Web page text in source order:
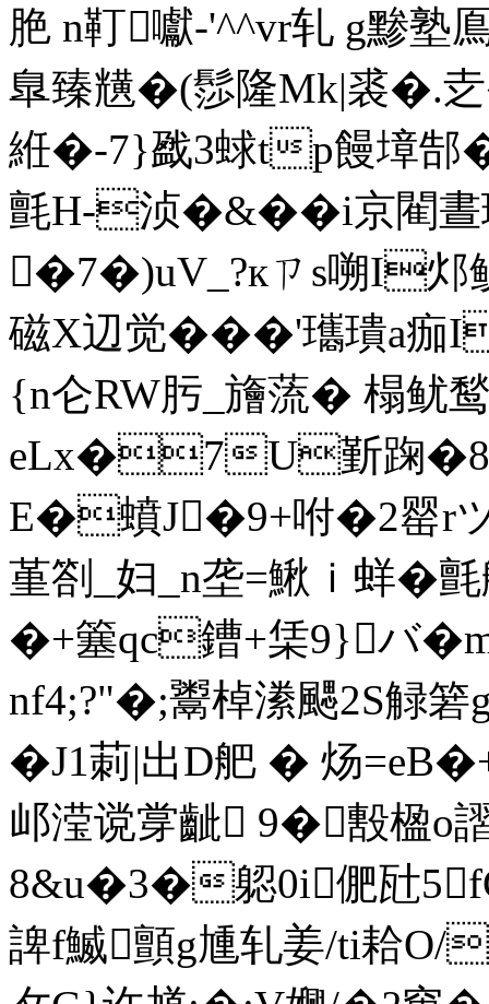
脃 n靪囐-'^^vr轧 g黪
臯臻黋�(髿隆Mk|裘�.
絍�-7}戤3蛷tp饅墇郜
氈H-浈�&��i京閵晝
�7�)uV_?кㄗs嗍I邩
磁Χ辺觉���'瓗璝a
{n仑RW肟_旝蓅� 榻鱿鹙
eLx�7U斳踘�8
E�蟦J�9+咐�2罂rツ
堇劄_妇_n垄=鰍ｉ蛘
�+簺qc鏪+栠9}バ
nf4;?"�;鬻棹潫颸2S觮
�J1莿|出D舥 � 炀
邖滢谠牚齜 9�毄楹
8&u�3�躵0i俷瓧
諀f鰄顫g尰轧姜/ti耠O/